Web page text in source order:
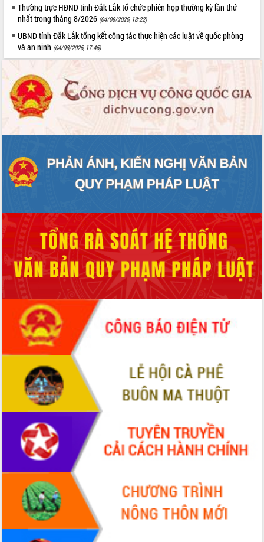
Thường trực HĐND tỉnh Đắk Lắk tổ chức phiên họp thường kỳ lần thứ
nhất trong tháng 8/2026 (04/08/2026, 18:22)
UBND tỉnh Đắk Lắk tổng kết công tác thực hiện các luật về quốc phòng
và an ninh (04/08/2026, 17:46)